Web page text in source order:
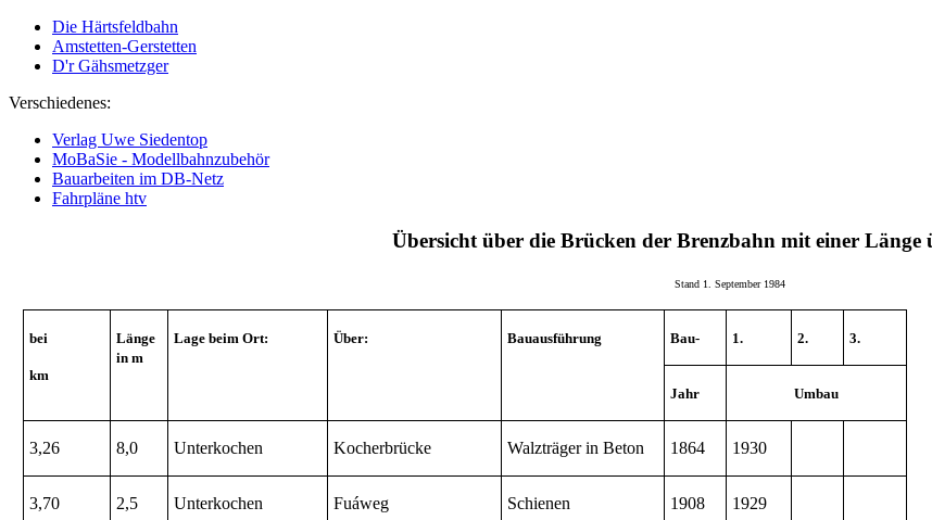
Die Härtsfeldbahn
Amstetten-Gerstetten
D'r Gähsmetzger
Verschiedenes:
Verlag Uwe Siedentop
MoBaSie - Modellbahnzubehör
Bauarbeiten im DB-Netz
Fahrpläne htv
Übersicht über die Brücken der Brenzbahn mit einer Länge
Stand 1. September 1984
bei
km
Länge
in m
Lage beim Ort: Über: Bauausführung Bau- 1. 2. 3.
Jahr Umbau
3,26 8,0 Unterkochen Kocherbrücke Walzträger in Beton 1864 1930
3,70 2,5 Unterkochen Fuáweg Schienen 1908 1929